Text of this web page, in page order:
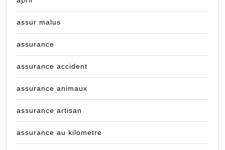
assur malus
assurance
assurance accident
assurance animaux
assurance artisan
assurance au kilometre